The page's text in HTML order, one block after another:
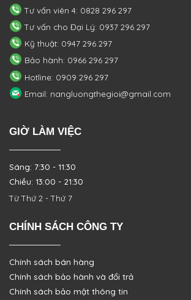
Tư vấn viên 4: 0828 296 297
Tư vấn cho Đại Lý: 0937 296 297
Kỹ thuật: 0947 296 297
Bảo hành: 0966 296 297
Hotline: 0909 296 297
Email: nangluongthegioi@gmail.com
GIỜ LÀM VIỆC
Sáng: 7:30 - 11:30
Chiều: 13:00 - 21:30
Từ Thứ 2 - Thứ 7
CHÍNH SÁCH CÔNG TY
Chính sách bán hàng
Chính sách bảo hành và đổi trả
Chính sách bảo mật thông tin